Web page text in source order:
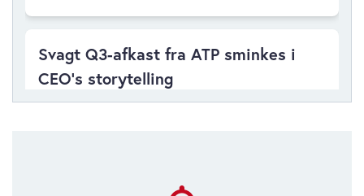
Svagt Q3-afkast fra ATP sminkes i
CEO’s storytelling
tirsdag 19. november 2024